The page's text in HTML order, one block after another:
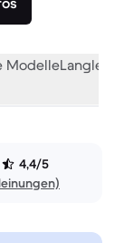
Modelle
4,4/5